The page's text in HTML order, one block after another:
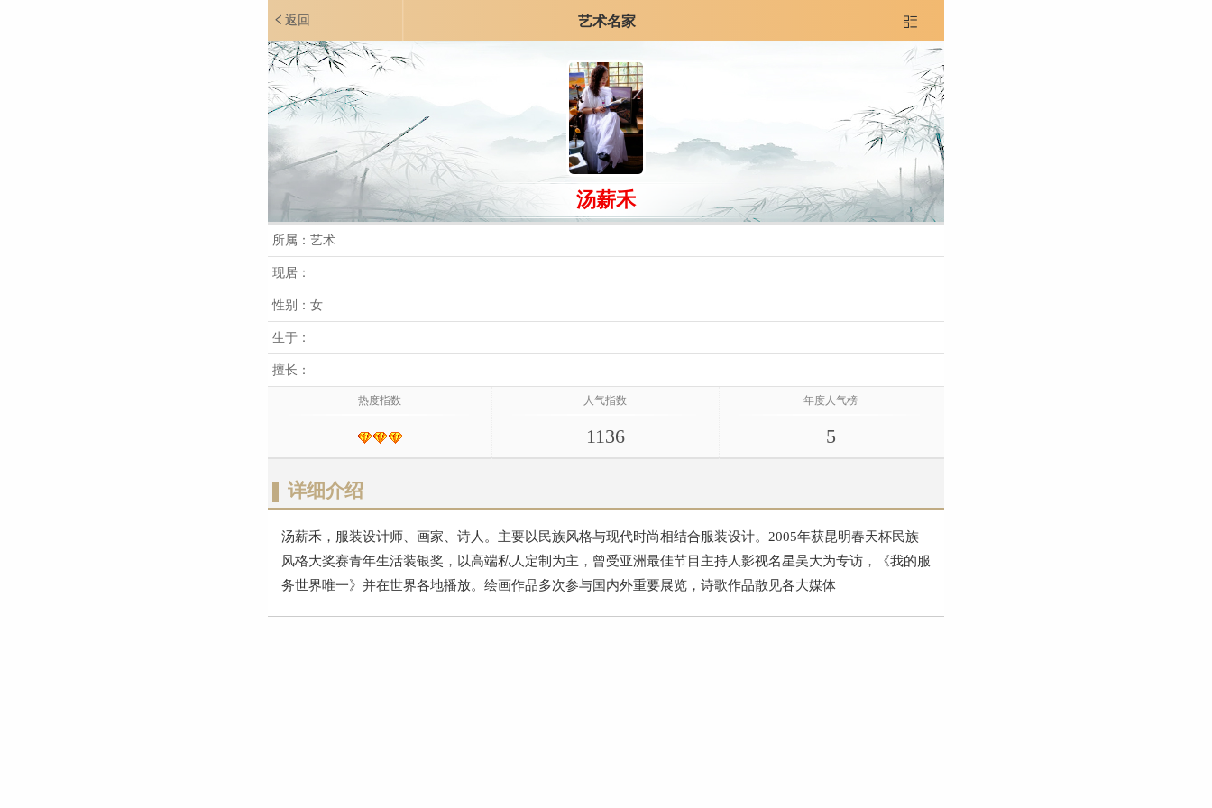
返回 艺术名家 
汤薪禾
所属：艺术
现居：
性别：女
生于：
擅长：
热度指数 人气指数
1136
年度人气榜
5
详细介绍
汤薪禾，服装设计师、画家、诗人。主要以民族风格与现代时尚相结合服装设计。2005年获昆明春天杯民族
风格大奖赛青年生活装银奖，以高端私人定制为主，曾受亚洲最佳节目主持人影视名星吴大为专访，《我的服
务世界唯一》并在世界各地播放。绘画作品多次参与国内外重要展览，诗歌作品散见各大媒体